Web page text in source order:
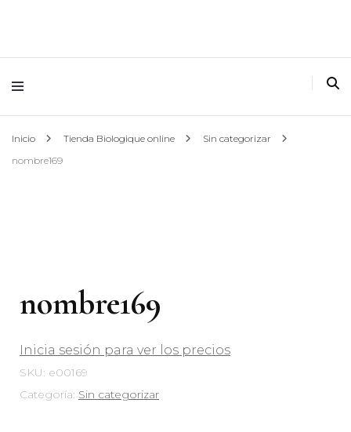
Inicio Tienda Biologique online
Sin categorizar
nombre169
nombre169
Inicia sesión para ver los precios
SKU: e00169
Categoría: Sin categorizar